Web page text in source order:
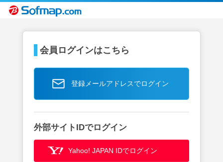
会員ログインはこちら
登録メールアドレスでログイン
外部サイトIDでログイン
Yahoo! JAPAN IDでログイン